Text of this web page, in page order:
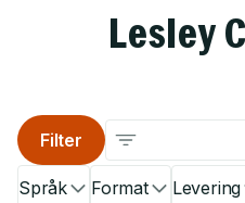
Lesley
Språk Format Levering
Filter